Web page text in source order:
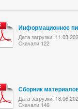
Информационное
Дата загрузки:
Скачали 122
Сборник
Дата загрузки:
Скачали 146